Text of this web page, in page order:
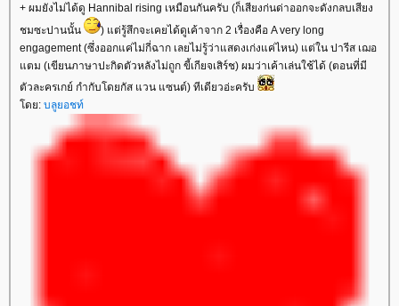
+ ผมยังไม่ได้ดู Hannibal rising เหมือนกันครับ (ก็เสียงก่นด่าออกจะดังกลบเสียง
ชมซะปานนั้น
) แต่รู้สึกจะเคยได้ดูเค้าจาก 2 เรื่องคือ A very long
engagement (ซึ่งออกแค่ไม่กี่ฉาก เลยไม่รู้ว่าแสดงเก่งแค่ไหน) แต่ใน ปารีส เฌอ
ตม (เขียนภาษาปะกิดตัวหลังไม่ถูก ขี้เกียจเสิร์ช) ผมว่าเค้าเล่นใช้ได้ (ตอนที่มี
ตัวละครเกย์ กำกับโดยกัส แวน แซนต์) ทีเดียวอ่ะครับ
ดย: บลูยอชท์